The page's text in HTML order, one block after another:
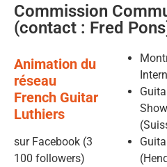
Commission
(contact : Fred
Animation du
réseau
French Guitar
Luthiers
sur Facebook (3
100 followers)
Show